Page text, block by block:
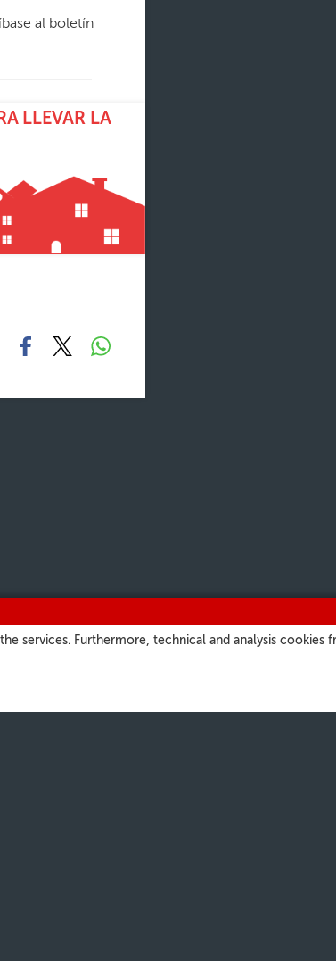
services. Furthermore, technical and analysis cookies
al boletín
LLEVAR LA